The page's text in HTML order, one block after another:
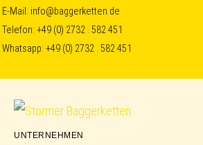
Skip
to
primary
navigation
Skip
to
content
Skip
to
E-Mail: info@baggerketten.de
Telefon:+49 (0) 2732 . 582 451
Whatsapp:+49 (0) 2732 . 582 451
Störmer
UNTERNEHMEN